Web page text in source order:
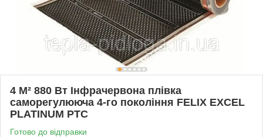
4 М² 880 Вт Інфрачервона плівка
саморегулююча 4-го покоління FELIX EXCEL
PLATINUM PTC
Готово до відправки